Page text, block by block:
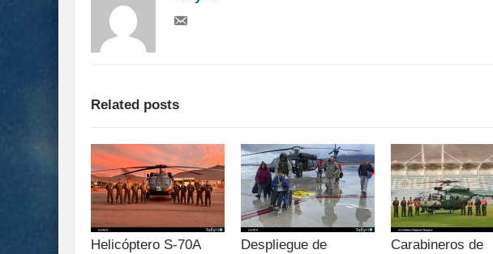
Related posts
Helicóptero S-70A
Despliegue de
Carabineros de